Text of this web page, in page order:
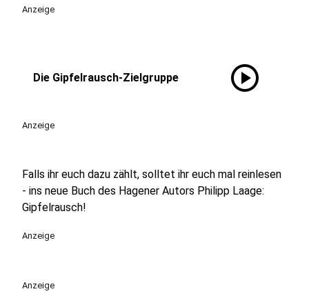
Anzeige
Die Gipfelrausch-Zielgruppe play_circle
Anzeige
Falls ihr euch dazu zählt, solltet ihr euch mal reinlesen
- ins neue Buch des Hagener Autors Philipp Laage:
Gipfelrausch!
Anzeige
Anzeige